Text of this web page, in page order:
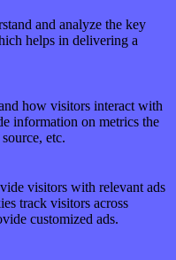
and analyze the key
helps in delivering a
how visitors interact with
information on metrics the
etc.
visitors with relevant ads
track visitors across
customized ads.